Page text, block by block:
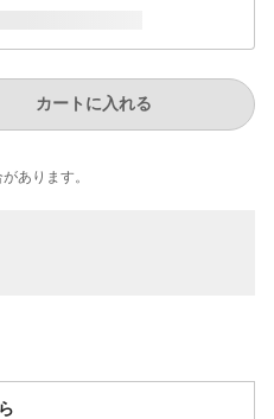
カートに入れる
あります。